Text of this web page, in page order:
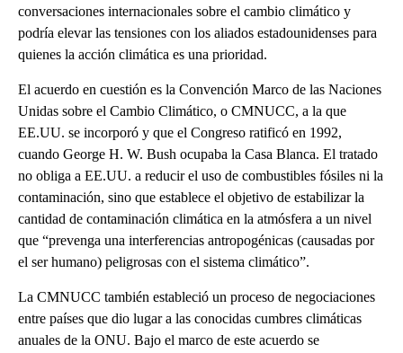
conversaciones internacionales sobre el cambio climático y
podría elevar las tensiones con los aliados estadounidenses para
quienes la acción climática es una prioridad.
El acuerdo en cuestión es la Convención Marco de las Naciones
Unidas sobre el Cambio Climático, o CMNUCC, a la que
EE.UU. se incorporó y que el Congreso ratificó en 1992,
cuando George H. W. Bush ocupaba la Casa Blanca. El tratado
no obliga a EE.UU. a reducir el uso de combustibles fósiles ni la
contaminación, sino que establece el objetivo de estabilizar la
cantidad de contaminación climática en la atmósfera a un nivel
que “prevenga una interferencias antropogénicas (causadas por
el ser humano) peligrosas con el sistema climático”.
La CMNUCC también estableció un proceso de negociaciones
entre países que dio lugar a las conocidas cumbres climáticas
anuales de la ONU. Bajo el marco de este acuerdo se